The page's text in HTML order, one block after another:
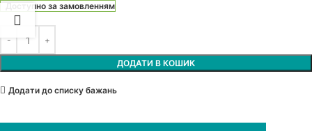
Доступно за замовленням
ДОДАТИ В КОШИК
Додати до списку бажань